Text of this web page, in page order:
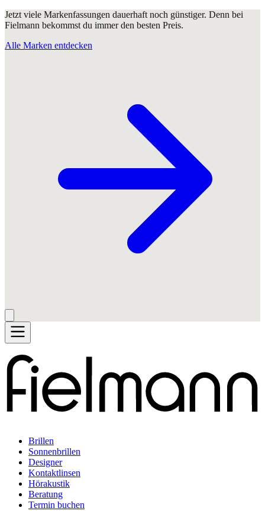
Jetzt viele Markenfassungen dauerhaft noch günstiger. Denn bei
Fielmann bekommst du immer den besten Preis.
Alle Marken entdecken
Brillen
Sonnenbrillen
Designer
Kontaktlinsen
Hörakustik
Beratung
Termin buchen